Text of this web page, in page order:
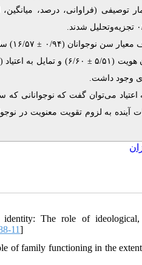
(فراوانی، درصد، میانگین،
±
۱۶/
(۵/۵۱ ±۶/۶۰) و تمایل به اعتیاد (۸/۶۶
وجود داشت.
می‌توان گفت که نوجوانانی که
آینده به لزوم تقویت معنویت در
The role of ideological,
11]
of family functioning in the